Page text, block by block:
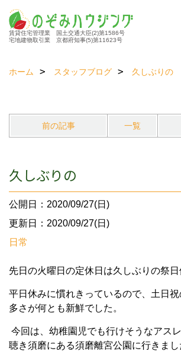
賃貸住宅管理業 国土交通大臣(2)第1586号
宅地建物取引業 京都府知事(5)第11623号
ホーム スタッフブログ 久しぶりの
前の記事 一覧
久しぶりの
公開日：2020/09/27(日)
更新日：2020/09/27(日)
日常
先日の火曜日の定休日は久しぶりの祭日
平日休みに慣れきっているので、土日
多さが何とも新鮮でした。
今回は、幼稚園児でも行けそうなアス
聴き須磨にある須磨離宮公園に行きまし